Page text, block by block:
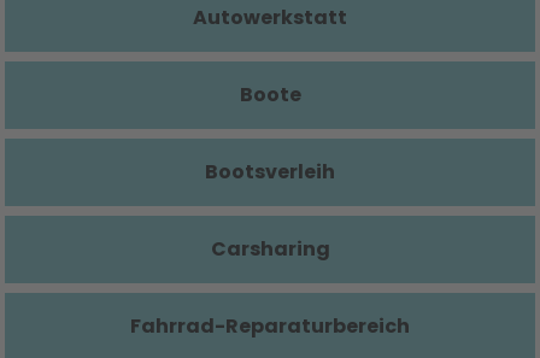
Autowerkstatt
Boote
Bootsverleih
Carsharing
Fahrrad-Reparaturbereich